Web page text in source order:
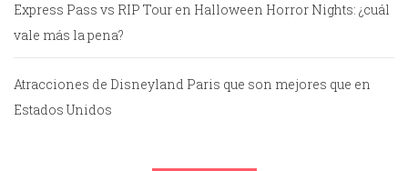
Express Pass vs RIP Tour en Halloween Horror Nights: ¿cuál
vale más la pena?
Atracciones de Disneyland Paris que son mejores que en
Estados Unidos